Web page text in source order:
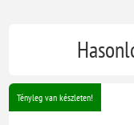
Tényleg van készleten!